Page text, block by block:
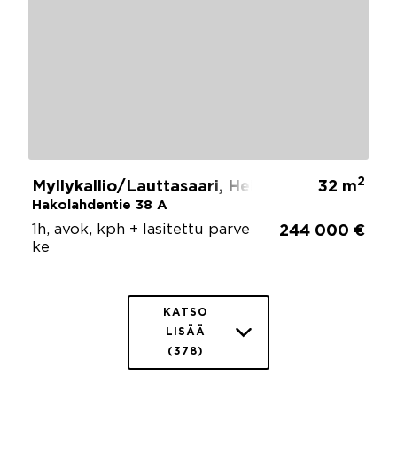
Myllykallio/Lauttasaari, Helsinki
Hakolahdentie 38 A
32 m2
1h, avok, kph + lasitettu parve
ke
244 000 €
KATSO
LISÄÄ
(378)